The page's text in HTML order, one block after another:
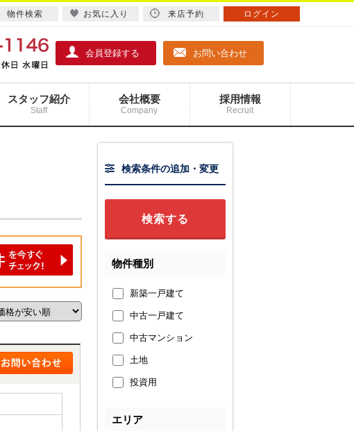
会員登録する お問い合わせ
スタッフ紹介
Staff
会社概要
Company
採用情報
Recruit
検索条件の追加・変更
物件種別
新築一戸建て
中古一戸建て
中古マンション
土地
投資用
エリア
物件検索 お気に入り 来店予約 ログイン